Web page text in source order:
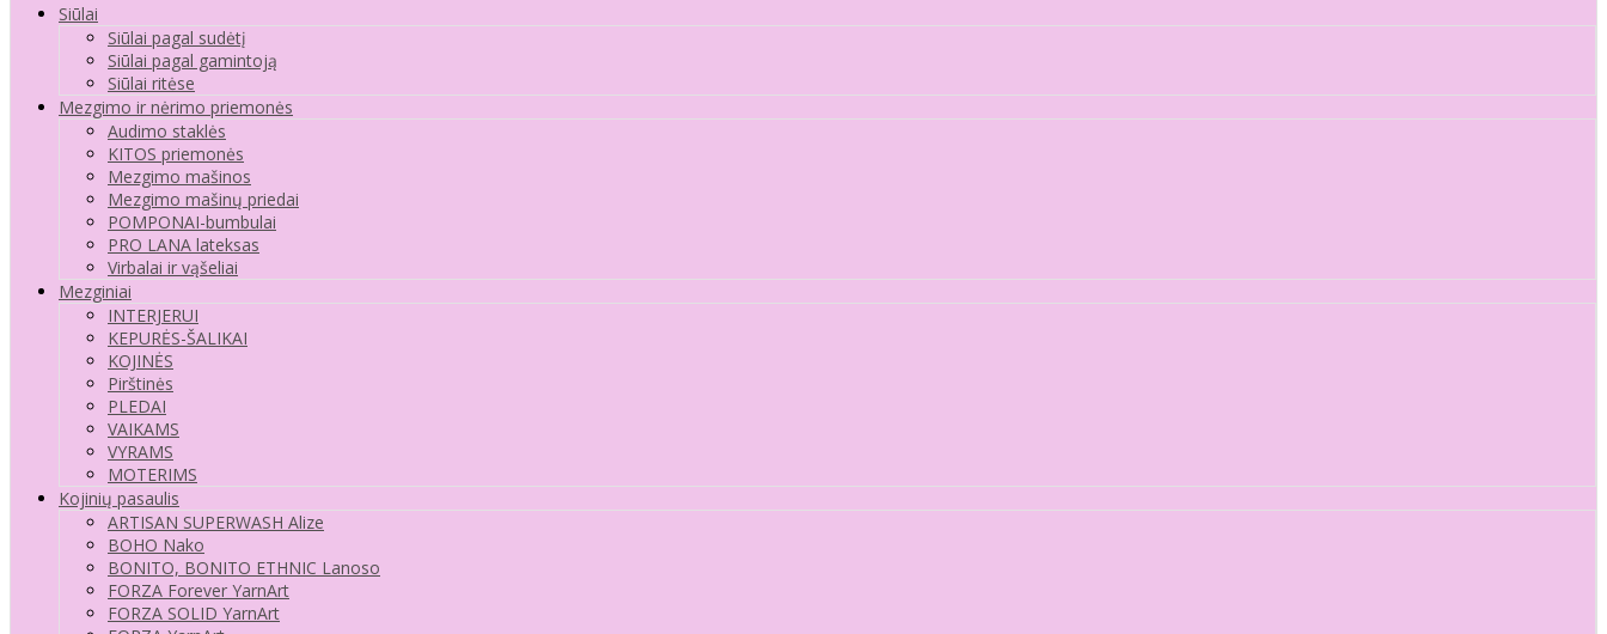
Siūlai
Siūlai pagal sudėtį
Siūlai pagal gamintoją
Siūlai ritėse
Mezgimo ir nėrimo priemonės
Audimo staklės
KITOS priemonės
Mezgimo mašinos
Mezgimo mašinų priedai
POMPONAI-bumbulai
PRO LANA lateksas
Virbalai ir vąšeliai
Mezginiai
INTERJERUI
KEPURĖS-ŠALIKAI
KOJINĖS
Pirštinės
PLEDAI
VAIKAMS
VYRAMS
MOTERIMS
Kojinių pasaulis
ARTISAN SUPERWASH Alize
BOHO Nako
BONITO, BONITO ETHNIC Lanoso
FORZA Forever YarnArt
FORZA SOLID YarnArt